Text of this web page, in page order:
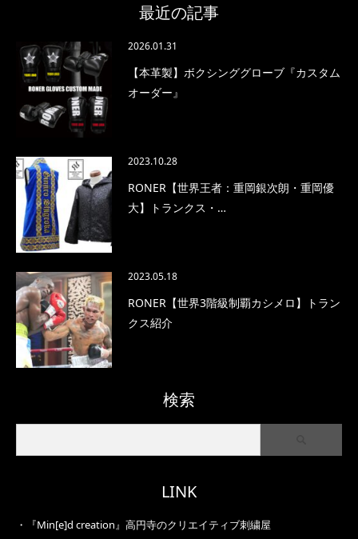
最近の記事
2026.01.31
【本革製】ボクシンググローブ『カスタム
オーダー』
2023.10.28
RONER【世界王者：重岡銀次朗・重岡優
大】トランクス・…
2023.05.18
RONER【世界3階級制覇カシメロ】トラン
クス紹介
検索
LINK
・
『Min[e]d creation』高円寺のクリエイティブ刺繍屋